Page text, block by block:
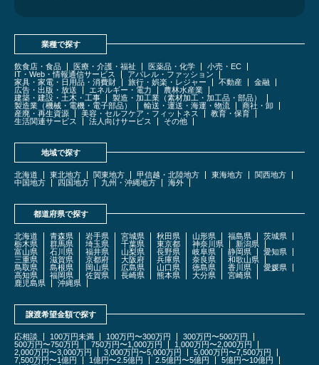
業種で探す
飲食店・食品 医療・介護・福祉 医薬品・化学
小売・EC
IT・Web・情報通信サービス
アパレル・ファッション
家具・家電・日用品・消費財
旅行・娯楽・レジャー 不動産
金融
広告・出版・放送
エネルギー・電力
農林水産業
建築・建設・土木・工事
製造・加工業（素材加工・加工品・部品）
製造業（機械・電機・電子部品）
輸送・運送・海運・物流
商社・卸
産廃・再生資源
美容・セルフケア・フィットネス
教育・保育
生活関連サービス
法人向けサービス その他
地域で探す
北海道 東北地方 関東地方 甲信越・北陸地方 東海地方
関西地方
中国地方
四国地方 九州・沖縄地方 海外
都道府県で探す
北海道 青森県 岩手県 宮城県 秋田県 山形県 福島県
茨城県
栃木県
群馬県 埼玉県 千葉県 東京都 神奈川県
新潟県
富山県
石川県 福井県 山梨県 長野県 岐阜県 静岡県
愛知県
三重県
滋賀県 京都府 大阪府 兵庫県 奈良県
和歌山県
鳥取県
島根県 岡山県 広島県 山口県 徳島県 香川県
愛媛県
高知県
福岡県 佐賀県 長崎県 熊本県 大分県
宮崎県
鹿児島県
沖縄県
譲渡希望金額で探す
応相談 100万円未満 100万円〜300万円
300万円〜500万円
500万円〜750万円
750万円〜1,000万円
1,000万円〜2,000万円
2,000万円〜3,000万円
3,000万円〜5,000万円
5,000万円〜7,500万円
7,500万円〜1億円
1億円〜2.5億円 2.5億円〜5億円
5億円〜10億円